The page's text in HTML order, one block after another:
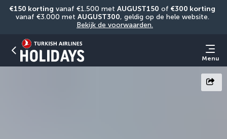
€150 korting vanaf €1.500 met AUGUST150 of €300 korting
vanaf €3.000 met AUGUST300
Bekijk de voorwaarden.
Menu